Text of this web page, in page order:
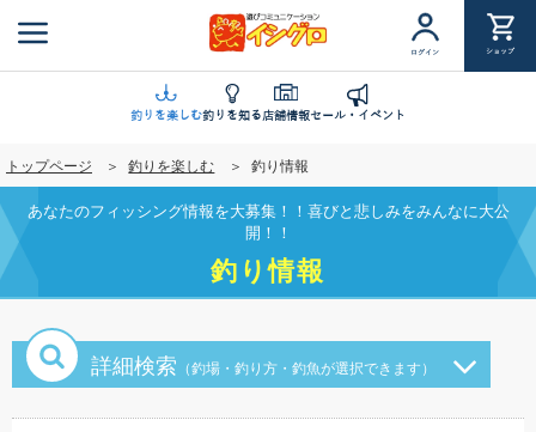
ン
に
移
動
ログイン ショップ
釣りを楽しむ釣りを知る店舗情報セール・イベント
トップページ 釣りを楽しむ 釣り情報
あなたのフィッシング情報を大募集！！喜びと悲しみをみんなに大公
開！！
釣り情報
詳細検索 （釣場・釣り方・釣魚が選択できます）